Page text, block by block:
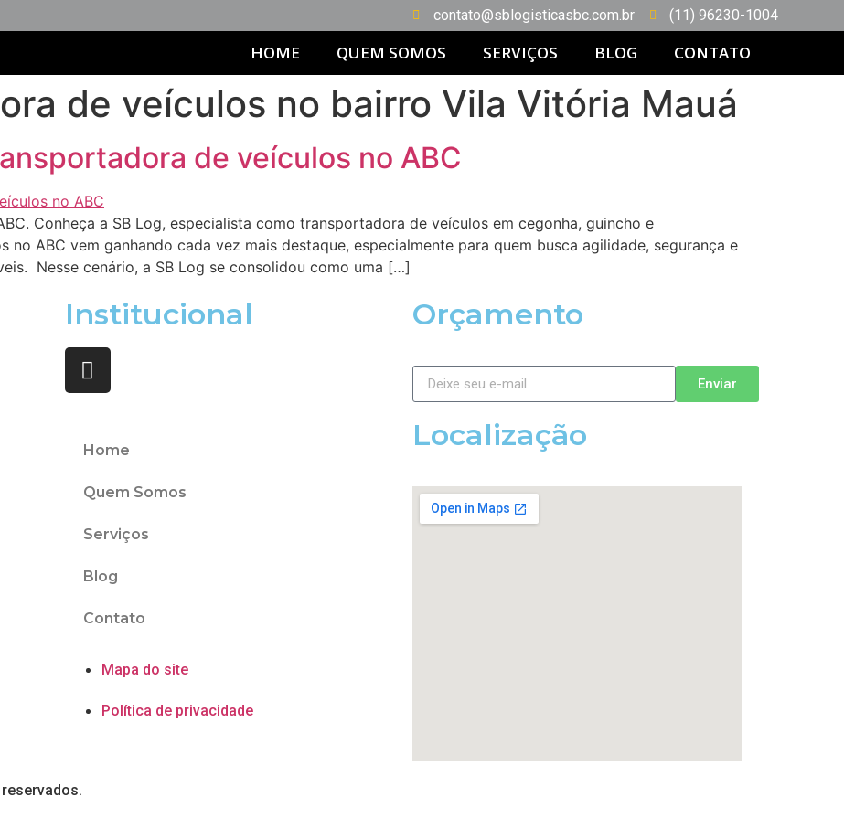
contato@sblogisticasbc.com.br (11) 96230-1004
HOME QUEM SOMOS SERVIÇOS BLOG CONTATO
de veículos no bairro Vila Vitória Mauá
de veículos no ABC
Conheça a SB Log, especialista como transportadora de veículos em cegonha, guincho e
ABC vem ganhando cada vez mais destaque, especialmente para quem busca agilidade, segurança e
Nesse cenário, a SB Log se consolidou como uma […]
Institucional
Home
Quem Somos
Serviços
Blog
Contato
Mapa do site
Política de privacidade
Orçamento
Enviar
Localização